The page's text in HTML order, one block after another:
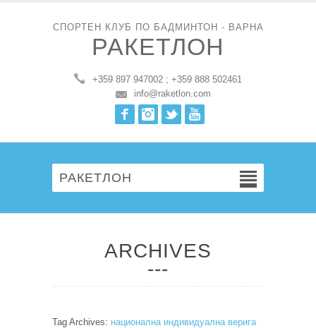
СПОРТЕН КЛУБ ПО БАДМИНТОН - ВАРНА
РАКЕТЛОН
+359 897 947002 ; +359 888 502461
info@raketlon.com
FacebookInstagram
Twitter
РАКЕТЛОН
ARCHIVES
Tag Archives: национална индивидуална верига